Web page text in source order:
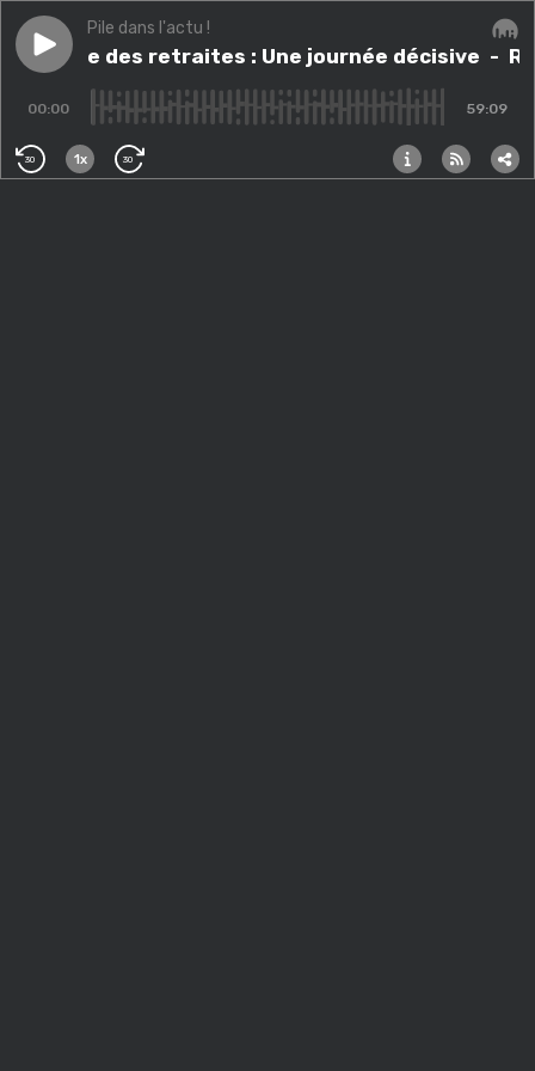
Play episodeRéforme des retraites : Une journée décisive
Pile dans l'actu !
Réforme des retraites : Une journée décisive -
00:00 59:09
30 1x 30